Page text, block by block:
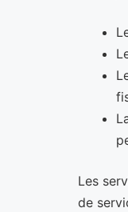
Les
de